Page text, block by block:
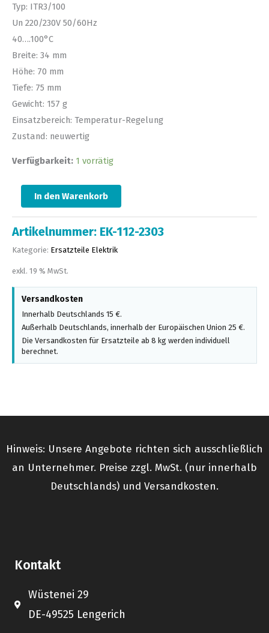
Typ: ITR3/100
Un 220/230V 50/60Hz
40….100°C
Breite: 34 mm
Höhe: 70 mm
Tiefe: 75 mm
Gewicht: 157 g
Einsatzbereich: Temperatur-Regelung
Zustand: neuwertig
Verfügbarkeit: 1 vorrätig
In den Warenkorb
Artikelnummer: EK-112-2303
Kategorie: Ersatzteile Elektrik
exkl. 19 % MwSt.
Versandkosten
Innerhalb Deutschlands 15 €.
Außerhalb Deutschlands, innerhalb der Europäischen Union 25 €.
Die Versandkosten für Ersatzteile ab 8 kg werden individuell
berechnet.
Hinweis: Unsere Angebote richten sich ausschließlich
an Unternehmer. Preise zzgl. MwSt. (nur innerhalb
Deutschlands) und Versandkosten.
Kontakt
Wüstenei 29
DE-49525 Lengerich